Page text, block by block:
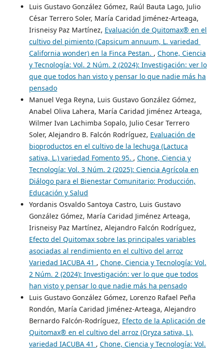
Luis Gustavo González Gómez, Raúl Bauta Lago, Julio
César Terrero Soler, María Caridad Jiménez-Arteaga,
Irisneisy Paz Martínez, Evaluación de Quitomax® en el
cultivo del pimiento (Capsicum annuum, L. variedad
California wonder) en la Finca Pestan. , Chone, Ciencia
y Tecnología: Vol. 2 Núm. 2 (2024): Investigación: ver lo
que que todos han visto y pensar lo que nadie más ha
pensado
Manuel Vega Reyna, Luis Gustavo González Gómez,
Anabel Oliva Lahera, María Caridad Jiménez Arteaga,
Wilmer Ivan Lachimba Sopalo, Julio Cesar Terrero
Soler, Alejandro B. Falcón Rodríguez, Evaluación de
bioproductos en el cultivo de la lechuga (Lactuca
sativa, L.) variedad Fomento 95. , Chone, Ciencia y
Tecnología: Vol. 3 Núm. 2 (2025): Ciencia Agrícola en
Diálogo para el Bienestar Comunitario: Producción,
Educación y Salud
Yordanis Osvaldo Santoya Castro, Luis Gustavo
González Gómez, María Caridad Jiménez Arteaga,
Irisneisy Paz Martínez, Alejandro Falcón Rodríguez,
Efecto del Quitomax sobre las principales variables
asociadas al rendimiento en el cultivo del arroz
Variedad IACUBA 41 , Chone, Ciencia y Tecnología: Vol.
2 Núm. 2 (2024): Investigación: ver lo que que todos
han visto y pensar lo que nadie más ha pensado
Luis Gustavo González Gómez, Lorenzo Rafael Peña
Rondón, María Caridad Jiménez-Arteaga, Alejandro
Bernardo Falcón-Rodríguez, Efecto de la Aplicación de
Quitomax® en el cultivo del arroz (Oryza sativa, L),
variedad IACUBA 41 , Chone, Ciencia y Tecnología: Vol.